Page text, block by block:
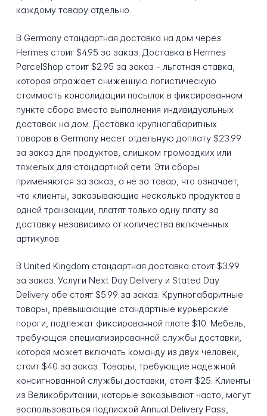
каждому товару отдельно.
В Germany стандартная доставка на дом через
Hermes стоит $4.95 за заказ. Доставка в Hermes
ParcelShop стоит $2.95 за заказ - льготная ставка,
которая отражает сниженную логистическую
стоимость консолидации посылок в фиксированном
пункте сбора вместо выполнения индивидуальных
доставок на дом. Доставка крупногабаритных
товаров в Germany несет отдельную доплату $23.99
за заказ для продуктов, слишком громоздких или
тяжелых для стандартной сети. Эти сборы
применяются за заказ, а не за товар, что означает,
что клиенты, заказывающие несколько продуктов в
одной транзакции, платят только одну плату за
доставку независимо от количества включенных
артикулов.
В United Kingdom стандартная доставка стоит $3.99
за заказ. Услуги Next Day Delivery и Stated Day
Delivery обе стоят $5.99 за заказ. Крупногабаритные
товары, превышающие стандартные курьерские
пороги, подлежат фиксированной плате $10. Мебель,
требующая специализированной службы доставки,
которая может включать команду из двух человек,
стоит $40 за заказ. Товары, требующие надежной
консигнованной службы доставки, стоят $25. Клиенты
из Великобритании, которые заказывают часто, могут
воспользоваться подпиской Annual Delivery Pass,